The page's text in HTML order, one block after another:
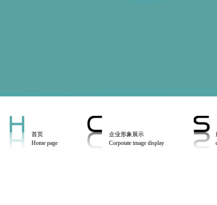
首页
Home page
企业形象展示
Corpotate image display